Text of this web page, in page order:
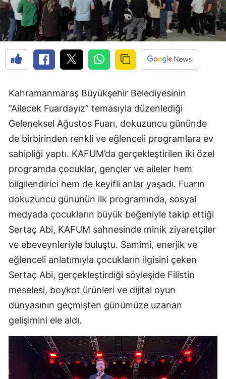
Kahramanmaraş Büyükşehir Belediyesinin
“Ailecek Fuardayız” temasıyla düzenlediği
Geleneksel Ağustos Fuarı, dokuzuncu gününde
de birbirinden renkli ve eğlenceli programlara ev
sahipliği yaptı. KAFUM’da gerçekleştirilen iki özel
programda çocuklar, gençler ve aileler hem
bilgilendirici hem de keyifli anlar yaşadı. Fuarın
dokuzuncu gününün ilk programında, sosyal
medyada çocukların büyük beğeniyle takip ettiği
Sertaç Abi, KAFUM sahnesinde minik ziyaretçiler
ve ebeveynleriyle buluştu. Samimi, enerjik ve
eğlenceli anlatımıyla çocukların ilgisini çeken
Sertaç Abi, gerçekleştirdiği söyleşide Filistin
meselesi, boykot ürünleri ve dijital oyun
dünyasının geçmişten günümüze uzanan
gelişimini ele aldı.